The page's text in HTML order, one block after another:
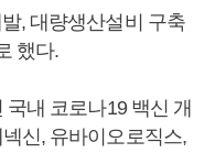
, 대량생산설비 구축
했다.
내 코로나19 백신 개
신, 유바이오로직스,